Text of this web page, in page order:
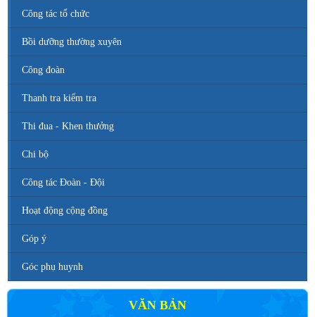
Công tác tổ chức
Bồi dưỡng thường xuyên
Công đoàn
Thanh tra kiểm tra
Thi đua - Khen thưởng
Chi bộ
Công tác Đoàn - Đội
Hoạt động cộng đồng
Góp ý
Góc phụ huynh
VĂN BẢN